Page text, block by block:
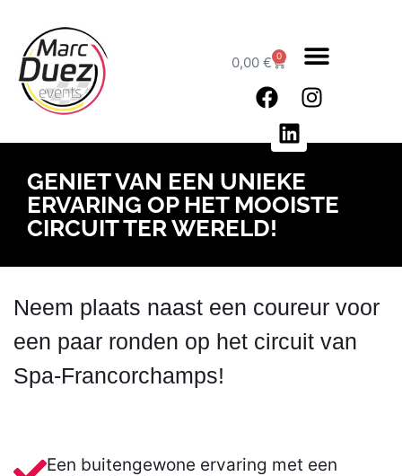
0,00 € 0
GENIET VAN EEN UNIEKE
ERVARING OP HET MOOISTE
CIRCUIT TER WERELD!
Neem plaats naast een coureur voor
een paar ronden op het circuit van
Spa-Francorchamps!
Een buitengewone ervaring met een